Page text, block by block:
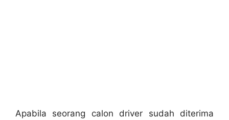
Apabila seorang calon driver sudah diterima